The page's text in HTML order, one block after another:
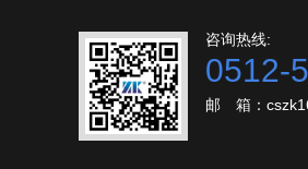
咨询热线:
0512-
邮 箱：